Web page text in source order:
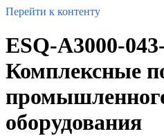
Перейти к контенту
ESQ-A3000-
Комплексные
оборудования